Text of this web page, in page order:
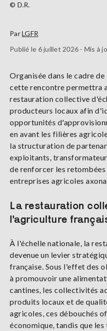
© D.R.
ParLGFR
Publié le 6 juillet 2026 - Mis à
Organisée dans le cadre
cette rencontre permettra
restauration collective
producteurs locaux afin
opportunités
en avant les filières
la structuration de
exploitants,
de renforcer les
entreprises agricoles
La restauration
l'agriculture
À l'échelle nationale, la
devenue un levier
française. Sous l'effet des
à promouvoir une
cantines, les collectivités
produits locaux et de
agricoles, ces débouchés
économique, tandis que